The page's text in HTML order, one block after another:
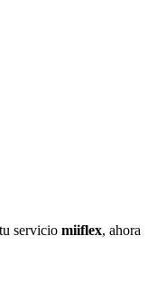
servicio miiflex, ahora